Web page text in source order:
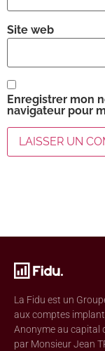
Site web
Enregistrer mon
navigateur pour
La Fidu est un
aux comptes
Anonyme au capital
par Monsieur Jean